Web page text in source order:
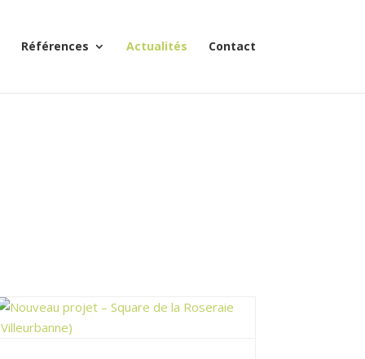
Références Actualités Contact